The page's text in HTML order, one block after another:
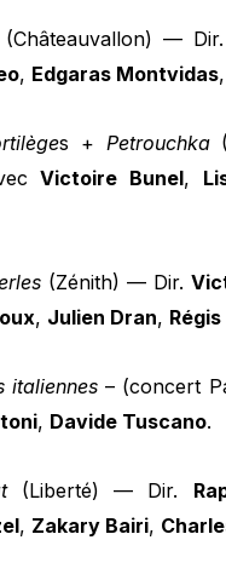
—
, Edgaras Montvidas,
s + Petrouchka
Victoire Bunel,
(Zénith) — Dir.
, Julien Dran,
italiennes – (concert
, Davide Tuscano.
(Liberté) — Dir.
, Zakary Bairi,